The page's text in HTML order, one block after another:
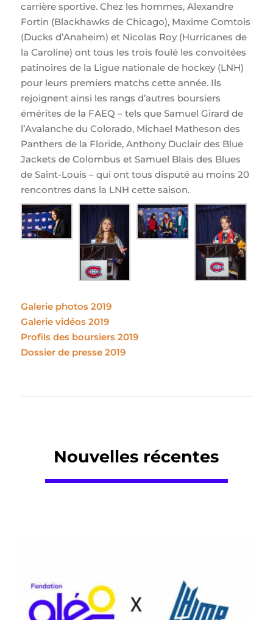
carrière sportive. Chez les hommes, Alexandre
Fortin (Blackhawks de Chicago), Maxime Comtois
(Ducks d’Anaheim) et Nicolas Roy (Hurricanes de
la Caroline) ont tous les trois foulé les convoitées
patinoires de la Ligue nationale de hockey (LNH)
pour leurs premiers matchs cette année. Ils
rejoignent ainsi les rangs d’autres boursiers
émérites de la FAEQ – tels que Samuel Girard de
l’Avalanche du Colorado, Michael Matheson des
Panthers de la Floride, Anthony Duclair des Blue
Jackets de Colombus et Samuel Blais des Blues
de Saint-Louis – qui ont tous disputé au moins 20
rencontres dans la LNH cette saison.
Galerie photos 2019
Galerie vidéos 2019
Profils des boursiers 2019
Dossier de presse 2019
Nouvelles récentes